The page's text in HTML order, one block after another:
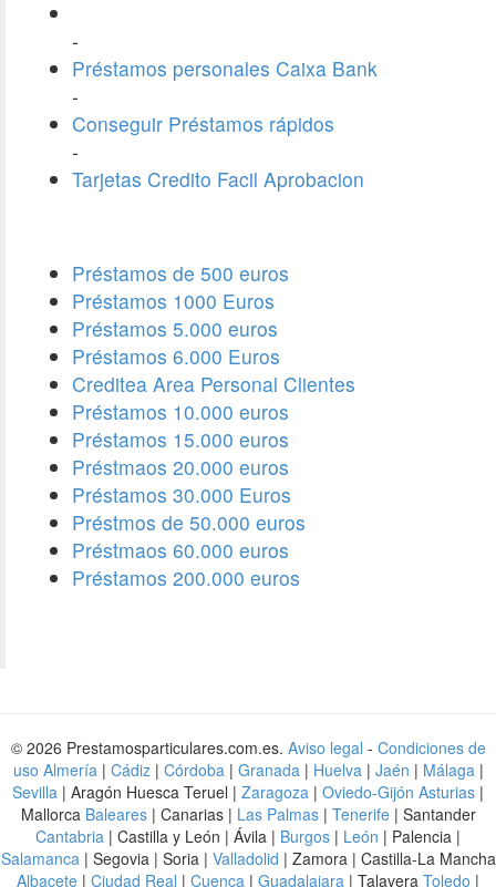
-
Préstamos personales Caixa Bank
-
Conseguir Préstamos rápidos
-
Tarjetas Credito Facil Aprobacion
Préstamos de 500 euros
Préstamos 1000 Euros
Préstamos 5.000 euros
Préstamos 6.000 Euros
Creditea Area Personal Clientes
Préstamos 10.000 euros
Préstamos 15.000 euros
Préstmaos 20.000 euros
Préstamos 30.000 Euros
Préstmos de 50.000 euros
Préstmaos 60.000 euros
Préstamos 200.000 euros
© 2026 Prestamosparticulares.com.es. Aviso legal - Condiciones de
uso Almería| Cádiz| Córdoba| Granada| Huelva| Jaén | Málaga|
Sevilla | Aragón Huesca Teruel | Zaragoza | Oviedo-Gijón Asturias |
Mallorca Baleares| Canarias | Las Palmas| Tenerife| Santander
Cantabria | Castilla y León | Ávila | Burgos | León | Palencia |
Salamanca| Segovia | Soria | Valladolid | Zamora | Castilla-La Mancha
Albacete | Ciudad Real | Cuenca | Guadalajara | Talavera Toledo |